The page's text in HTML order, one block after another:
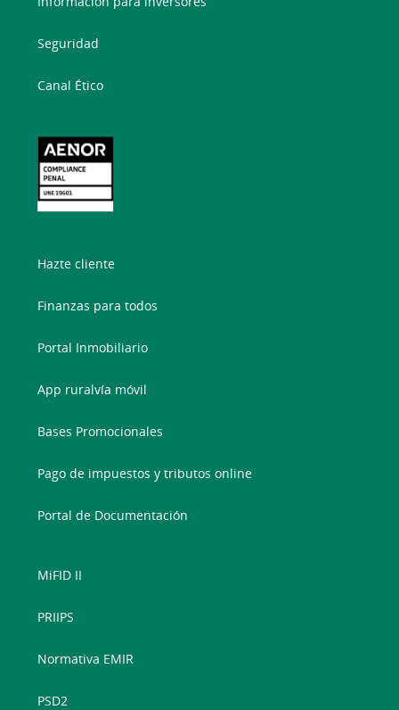
Seguridad
Canal Ético
Hazte cliente
Finanzas para todos
Portal Inmobiliario
App ruralvía móvil
Bases Promocionales
Pago de impuestos y tributos online
Portal de Documentación
MiFID II
PRIIPS
Normativa EMIR
PSD2